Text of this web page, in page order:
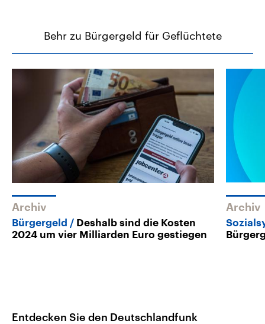
Behr zu Bürgergeld für Geflüchtete
Archiv
Bürgergeld
Deshalb sind die Kosten
2024 um vier Milliarden Euro gestiegen
Archiv
Entdecken Sie den Deutschlandfunk